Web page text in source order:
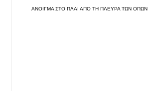
ΑΝΟΙΓΜΑ ΣΤΟ ΠΛΑΙ ΑΠΟ ΤΗ ΠΛΕΥΡΑ ΤΩΝ ΟΠΩΝ